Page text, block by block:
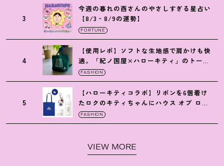
3
今週の暮れの酉さんのやさしすぎる星占い
【8/3‐8/9の運勢】
FORTUNE
4
【使用レポ】ソフトな生地感で肩かけも快
適。「紀ノ国屋×ハローキティ」のトート
がガシガシ使えて最高です
FASHION
5
【ハローキティコラボ】リボンを6個着け
たロクのキティちゃんにハウス オブ ロー
ゼの限定パケも
FASHION
VIEW MORE